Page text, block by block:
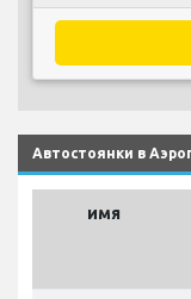
Автостоянки в
имя